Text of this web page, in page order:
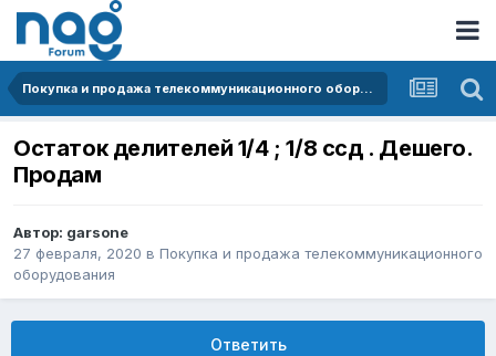
Покупка и продажа телекоммуникационного оборудования
Остаток делителей 1/4 ; 1/8 ссд . Дешего.
Продам
Автор: garsone
27 февраля, 2020 в Покупка и продажа телекоммуникационного
оборудования
Ответить